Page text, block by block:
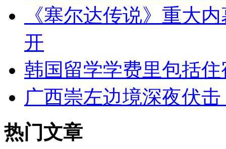
《塞尔达传说》重大
开
韩国留学学费里包括住
广西崇左边境深夜伏
热门文章